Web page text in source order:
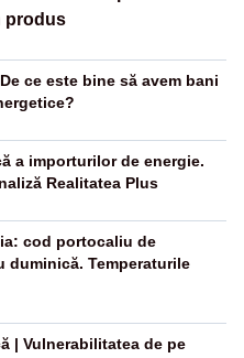
produs
ce este bine să avem bani
a importurilor de energie.
Realitatea Plus
cod portocaliu de
duminică. Temperaturile
| Vulnerabilitatea de pe